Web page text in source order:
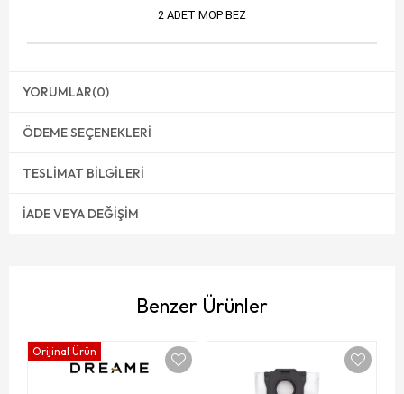
2 ADET MOP BEZ
YORUMLAR(0)
ÖDEME SEÇENEKLERI
TESLIMAT BILGILERI
İADE VEYA DEĞIŞIM
Benzer Ürünler
Orijinal Ürün